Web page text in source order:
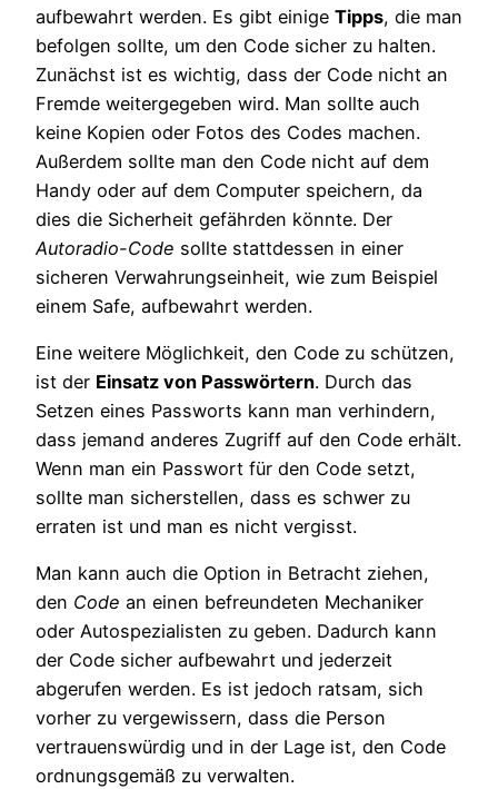
aufbewahrt werden. Es gibt einige Tipps, die man
befolgen sollte, um den Code sicher zu halten.
Zunächst ist es wichtig, dass der Code nicht an
Fremde weitergegeben wird. Man sollte auch
keine Kopien oder Fotos des Codes machen.
Außerdem sollte man den Code nicht auf dem
Handy oder auf dem Computer speichern, da
dies die Sicherheit gefährden könnte. Der
Autoradio-Code sollte stattdessen in einer
sicheren Verwahrungseinheit, wie zum Beispiel
einem Safe, aufbewahrt werden.
Eine weitere Möglichkeit, den Code zu schützen,
ist der Einsatz von Passwörtern. Durch das
Setzen eines Passworts kann man verhindern,
dass jemand anderes Zugriff auf den Code erhält.
Wenn man ein Passwort für den Code setzt,
sollte man sicherstellen, dass es schwer zu
erraten ist und man es nicht vergisst.
Man kann auch die Option in Betracht ziehen,
den Code an einen befreundeten Mechaniker
oder Autospezialisten zu geben. Dadurch kann
der Code sicher aufbewahrt und jederzeit
abgerufen werden. Es ist jedoch ratsam, sich
vorher zu vergewissern, dass die Person
vertrauenswürdig und in der Lage ist, den Code
ordnungsgemäß zu verwalten.